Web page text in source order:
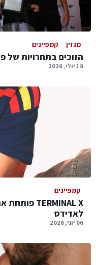
מגזין קמפיינים
הזוכים בתחרויות של
18 יולי, 2026
קמפיינים
לאדידס
06 יוני, 2026